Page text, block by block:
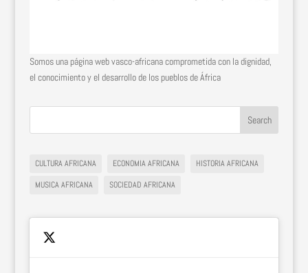
Somos una página web vasco-africana comprometida con la dignidad,
el conocimiento y el desarrollo de los pueblos de África
CULTURA AFRICANA ECONOMIA AFRICANA
HISTORIA AFRICANA
MUSICA AFRICANA
SOCIEDAD AFRICANA